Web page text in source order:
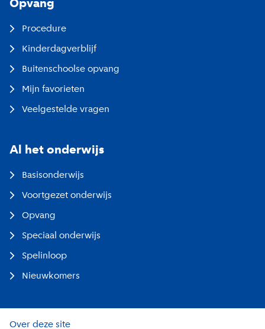
Opvang
Procedure
Kinderdagverblijf
Buitenschoolse opvang
Mijn favorieten
Veelgestelde vragen
Al het onderwijs
Basisonderwijs
Voortgezet onderwijs
Opvang
Speciaal onderwijs
Spelinloop
Nieuwkomers
Over deze site